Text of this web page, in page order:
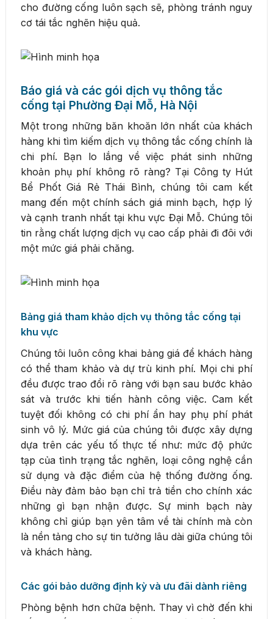
cho đường cống luôn sạch sẽ, phòng tránh nguy
cơ tái tắc nghẽn hiệu quả.
Báo giá và các gói dịch vụ thông tắc
cống tại Phường Đại Mỗ, Hà Nội
Một trong những băn khoăn lớn nhất của khách
hàng khi tìm kiếm dịch vụ thông tắc cống chính là
chi phí. Bạn lo lắng về việc phát sinh những
khoản phụ phí không rõ ràng? Tại Công ty Hút
Bể Phốt Giá Rẻ Thái Bình, chúng tôi cam kết
mang đến một chính sách giá minh bạch, hợp lý
và cạnh tranh nhất tại khu vực Đại Mỗ. Chúng tôi
tin rằng chất lượng dịch vụ cao cấp phải đi đôi với
một mức giá phải chăng.
Bảng giá tham khảo dịch vụ thông tắc cống tại
khu vực
Chúng tôi luôn công khai bảng giá để khách hàng
có thể tham khảo và dự trù kinh phí. Mọi chi phí
đều được trao đổi rõ ràng với bạn sau bước khảo
sát và trước khi tiến hành công việc. Cam kết
tuyệt đối không có chi phí ẩn hay phụ phí phát
sinh vô lý. Mức giá của chúng tôi được xây dựng
dựa trên các yếu tố thực tế như: mức độ phức
tạp của tình trạng tắc nghẽn, loại công nghệ cần
sử dụng và đặc điểm của hệ thống đường ống.
Điều này đảm bảo bạn chỉ trả tiền cho chính xác
những gì bạn nhận được. Sự minh bạch này
không chỉ giúp bạn yên tâm về tài chính mà còn
là nền tảng cho sự tin tưởng lâu dài giữa chúng tôi
và khách hàng.
Các gói bảo dưỡng định kỳ và ưu đãi dành riêng
Phòng bệnh hơn chữa bệnh. Thay vì chờ đến khi